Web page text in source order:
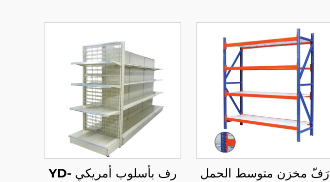
رَفّ مخزن متوسط الحمل
رف بأسلوب أمريكي YD-